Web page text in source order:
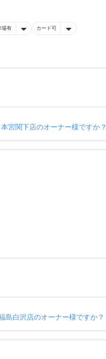
場有 カード可
宮関下店のオーナー様ですか？
島白沢店のオーナー様ですか？